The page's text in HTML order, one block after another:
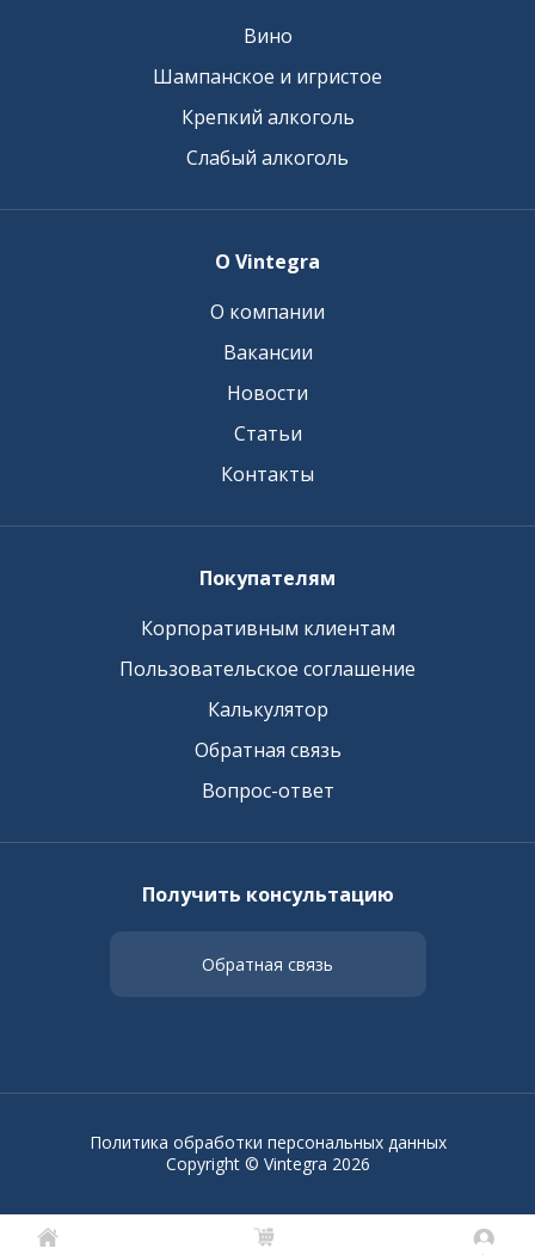
Вино
Шампанское и игристое
Крепкий алкоголь
Слабый алкоголь
О Vintegra
О компании
Вакансии
Новости
Статьи
Контакты
Покупателям
Корпоративным клиентам
Пользовательское соглашение
Калькулятор
Обратная связь
Вопрос-ответ
Получить консультацию
Обратная связь
Copyright © Vintegra 2026
Политика обработки персональных данных